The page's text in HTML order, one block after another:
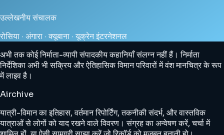
उल्लेखनीय संचालक
रोसिया · अंगारा · क्यूबाना · यूक्रेन इंटरनेशनल
अभी तक कोई निर्माता-व्यापी संपादकीय कहानियाँ संलग्न नहीं हैं। निर्माता
निर्देशिका अभी भी सक्रिय और ऐतिहासिक विमान परिवारों में वंश मानचित्र के रूप
में लाइव है।
Airchive
यात्री-विमान का इतिहास, वर्तमान रिपोर्टिंग, तकनीकी संदर्भ, और वास्तविक
यात्राओं से लोगों को याद रखने वाले विवरण। संग्रह का अन्वेषण करें, चर्चा में